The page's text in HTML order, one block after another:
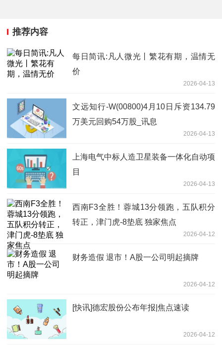
推荐内容
每日简讯:凡人微光丨繁花有期，温情无
价
2026-04-13
文远知行-W(00800)4月10日斥资134.79
万美元回购54万股_讯息
2026-04-13
上海电气中标人造卫星装备一体化自动项
目
2026-04-13
西南F3全胜！蓉城13分领跑，五队积分
转正，津门虎-8垫底 独家焦点
2026-04-12
财务造假 退市！A股一公司明起摘牌
2026-04-12
[快讯]德宏股份公布年报|焦点速读
2026-04-12